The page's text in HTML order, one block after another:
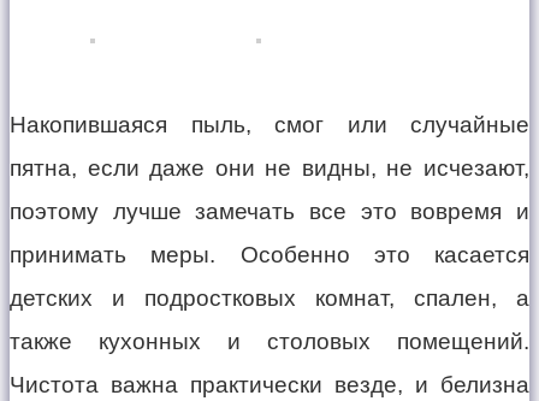
Накопившаяся пыль, смог или случайные
пятна, если даже они не видны, не исчезают,
поэтому лучше замечать все это вовремя и
принимать меры. Особенно это касается
детских и подростковых комнат, спален, а
также кухонных и столовых помещений.
Чистота важна практически везде, и белизна